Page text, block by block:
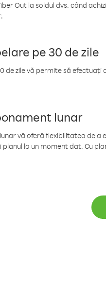
Out la soldul dvs. când
pe 30 de zile
de zile vă permite să
lunar
vă oferă flexibilitatea de
planul la un moment dat. Cu